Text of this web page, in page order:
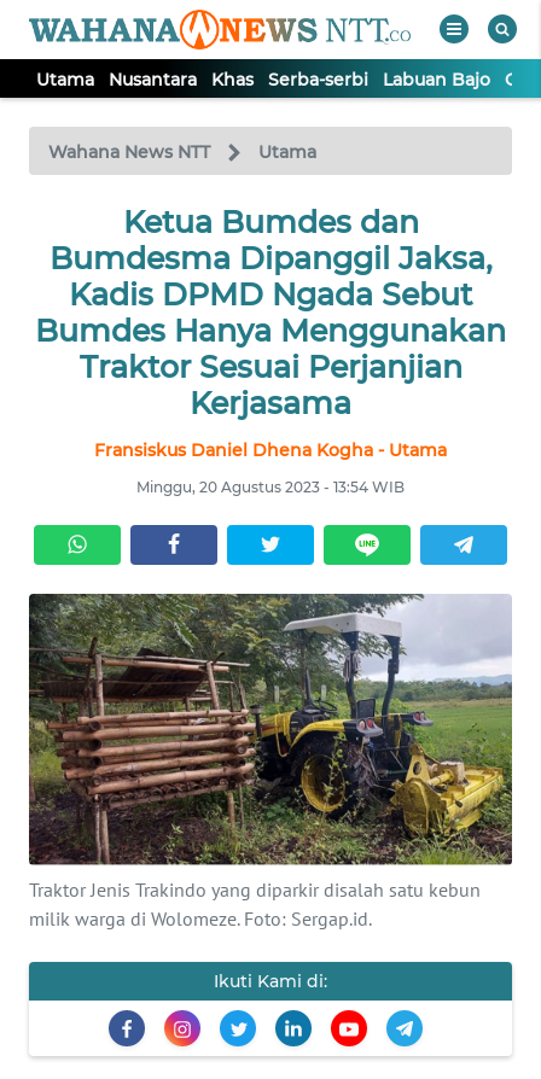
Utama Nusantara Khas Serba-serbi Labuan Bajo
Wahana News NTT Utama
Ketua Bumdes dan
Bumdesma Dipanggil Jaksa,
Kadis DPMD Ngada Sebut
Bumdes Hanya Menggunakan
Traktor Sesuai Perjanjian
Kerjasama
Fransiskus Daniel Dhena Kogha - Utama
Minggu, 20 Agustus 2023 - 13:54 WIB
Traktor Jenis Trakindo yang diparkir disalah satu kebun
milik warga di Wolomeze. Foto: Sergap.id.
Ikuti Kami di:
TV
Tutup
NUSANTARA
KHAS
BAJO
OPINI
Informasi
INDEKS
BERITA
KONTAK
KAMI
INFO
IKLAN
TENTANG